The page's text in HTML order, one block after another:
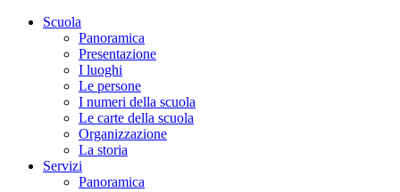
Scuola
Panoramica
Presentazione
I luoghi
Le persone
I numeri della scuola
Le carte della scuola
Organizzazione
La storia
Servizi
Panoramica